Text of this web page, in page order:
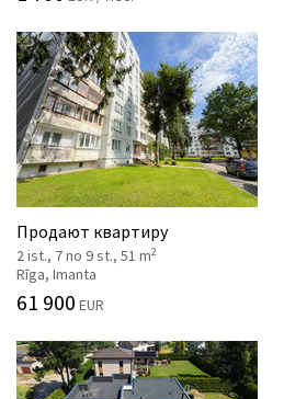
Продают квартиру
2 ist., 7 no 9 st., 51 m2
Rīga, Imanta
61 900 EUR